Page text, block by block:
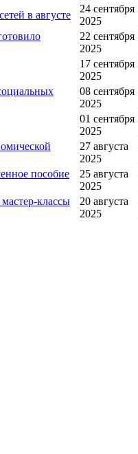
в августе
24 сентября
2025
22 сентября
2025
17 сентября
2025
08 сентября
2025
01 сентября
2025
27 августа
2025
пособие
25 августа
2025
классы
20 августа
2025